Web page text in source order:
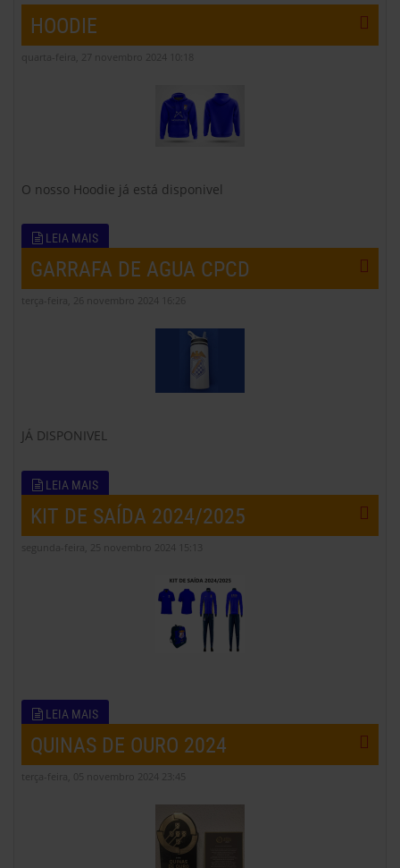
HOODIE
quarta-feira, 27 novembro 2024 10:18
O nosso Hoodie já está disponivel
LEIA MAIS
GARRAFA DE AGUA CPCD
terça-feira, 26 novembro 2024 16:26
JÁ DISPONIVEL
LEIA MAIS
KIT DE SAÍDA 2024/2025
segunda-feira, 25 novembro 2024 15:13
LEIA MAIS
QUINAS DE OURO 2024
terça-feira, 05 novembro 2024 23:45